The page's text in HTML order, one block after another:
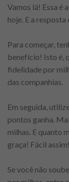
Vamos lá! Essa é
hoje. E a resposta
Para começar,
benefício! Isto é,
fidelidade por
das companhias.
Em seguida,
pontos ganha.
milhas. E quanto
graça! Fácil assim!
Se você não